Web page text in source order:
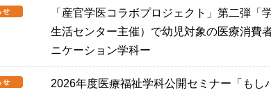
せ
「産官学医コラボプロジェクト」第二弾
生活センター主催）で幼児対象の医療消費
ニケーション学科ー
せ
2026年度医療福祉学科公開セミナー「もし